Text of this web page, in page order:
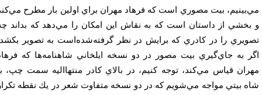
بيت مصوري است كه فرهاد مهران براي اولين بار مطرح مي‌كند
از داستان است كه به نقاش اين امكان را مي‌دهد كه بداند چه
را در كادري كه برايش در نظر گرفته‌شده‌است به تصوير بكشد.
به جاي‌گيري بيت مصور در دو نسخه ايلخاني شاهنامه‌ها كه فرهاد
قياس مي‌كند، توجه كنيم، در بالاي كادر منتهااليه سمت چپ، با
بيتي مواجه مي‌شويم كه در دو نسخه متفاوت شعر در يك نقطه تكرار